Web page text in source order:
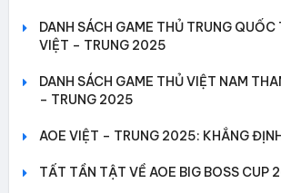
DANH SÁCH GAME THỦ TRUNG QUỐC
VIỆT – TRUNG 2025
DANH SÁCH GAME THỦ VIỆT NAM
– TRUNG 2025
AOE VIỆT – TRUNG 2025: KHẲNG
TẤT TẦN TẬT VỀ AOE BIG BOSS CUP